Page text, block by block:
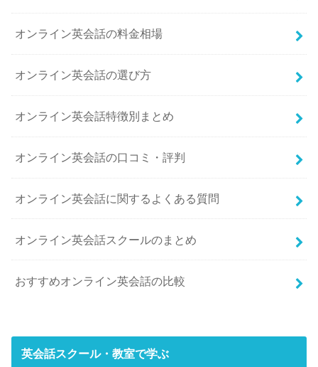
オンライン英会話の料金相場
オンライン英会話の選び方
オンライン英会話特徴別まとめ
オンライン英会話の口コミ・評判
オンライン英会話に関するよくある質問
オンライン英会話スクールのまとめ
おすすめオンライン英会話の比較
英会話スクール・教室で学ぶ